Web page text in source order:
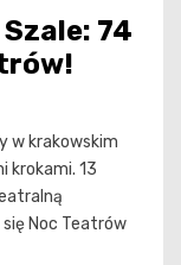
74
w krakowskim
krokami. 13
Noc Teatrów